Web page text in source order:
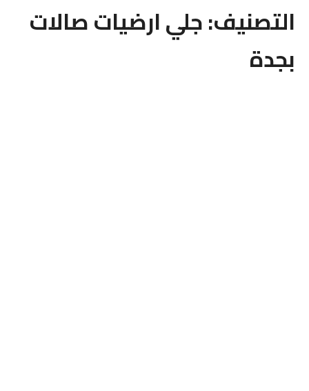
التصنيف:جلي ارضيات صالات
بجدة